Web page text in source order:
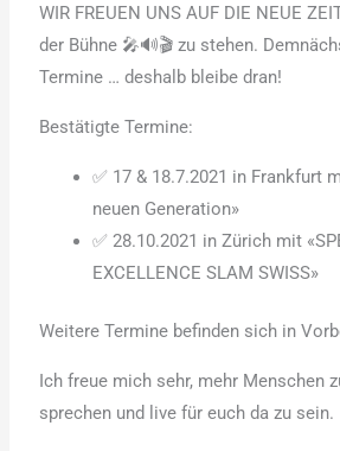
WIR FREUEN UNS AUF DIE NEUE
der Bühne 🎤🔊🎬 zu stehen.
Termine … deshalb bleibe dran!
Bestätigte Termine:
✅ 17 & 18.7.2021 in Frankfurt
neuen Generation»
✅ 28.10.2021 in Zürich mit
EXCELLENCE SLAM SWISS»
Weitere Termine befinden sich in
Ich freue mich sehr, mehr Menschen
sprechen und live für euch da zu sein.